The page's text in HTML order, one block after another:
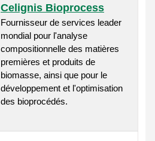
Celignis Bioprocess
Fournisseur de services leader
mondial pour l'analyse
compositionnelle des matières
premières et produits de
biomasse, ainsi que pour le
développement et l'optimisation
des bioprocédés.